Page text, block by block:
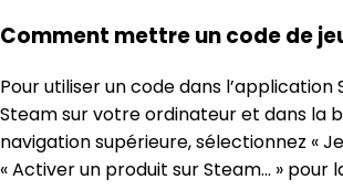
Comment mettre un code de
Pour utiliser un code dans l’application
Steam sur votre ordinateur et dans la
navigation supérieure, sélectionnez «
« Activer un produit sur Steam… » pour